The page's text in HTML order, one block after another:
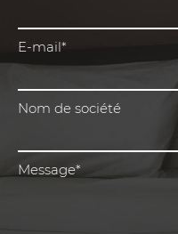
E-mail*
Nom de société
Message*